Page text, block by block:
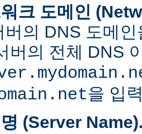
크 도메인
버의 DNS 도메
버의 전체 DNS
을 입
(Server